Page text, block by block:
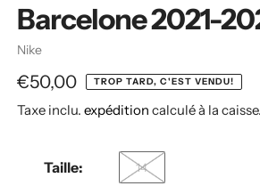
Barcelone 2021-
Vendeuse
Nike
Prix
€50,00 TROP TARD, C'EST VENDU!
Taxe inclu. expédition calculé à la caisse.
Taille: 14